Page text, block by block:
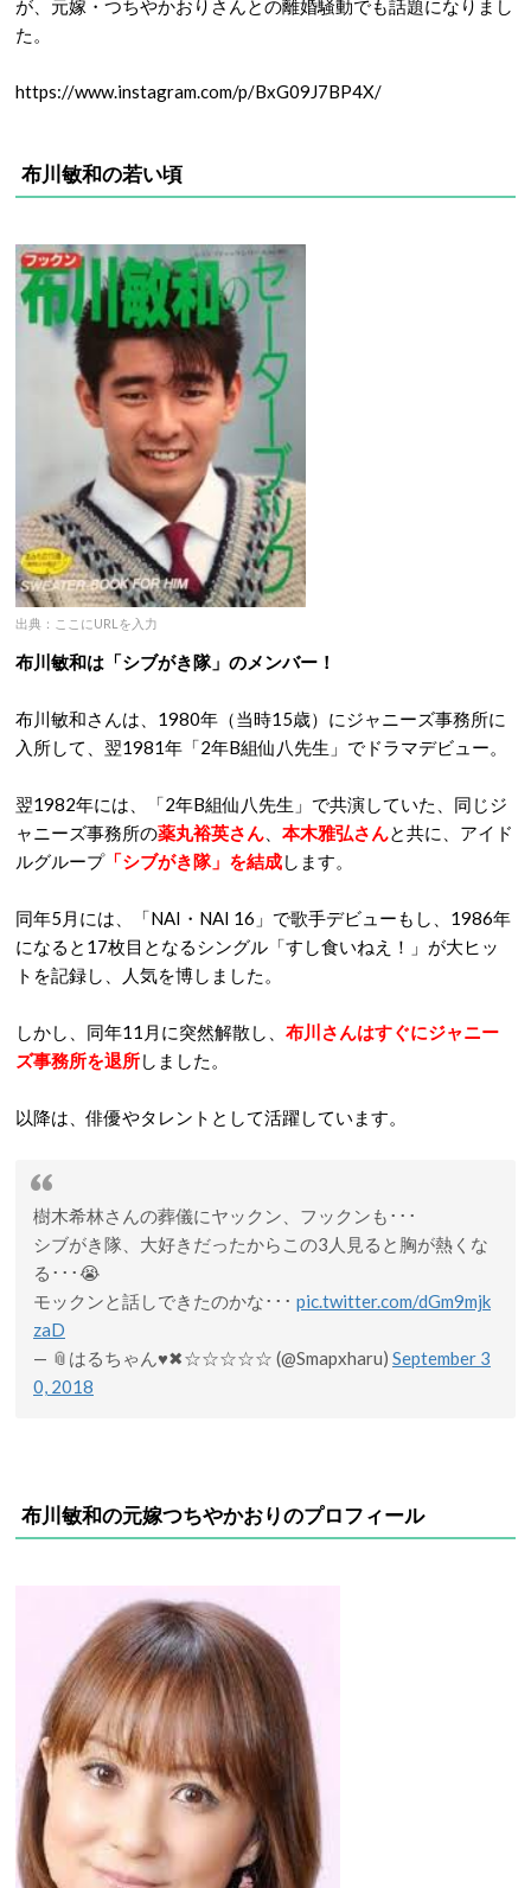
が、元嫁・つちやかおりさんとの離婚騒動でも話題になりまし
た。
https://www.instagram.com/p/BxG09J7BP4X/
布川敏和の若い頃
出典：ここにURLを入力
布川敏和は「シブがき隊」のメンバー！
布川敏和さんは、1980年（当時15歳）にジャニーズ事務所に
入所して、翌1981年「2年B組仙八先生」でドラマデビュー。
翌1982年には、「2年B組仙八先生」で共演していた、同じジ
ャニーズ事務所の薬丸裕英さん 本木雅弘さんと共に、アイド
ルグループ「シブがき隊」を結成します。
同年5月には、「NAI・NAI 16」で歌手デビューもし、1986年
になると17枚目となるシングル「すし食いねえ！」が大ヒッ
トを記録し、人気を博しました。
しかし、同年11月に突然解散し、 布川さんはすぐにジャニー
ズ事務所を退所しました。
以降は、俳優やタレントとして活躍しています。
樹木希林さんの葬儀にヤックン、フックンも･･･
シブがき隊、大好きだったからこの3人見ると胸が熱くな
る･･･😭
モックンと話しできたのかな･･･ pic.twitter.com/dGm9mjk
zaD
— 📎はるちゃん♥✖☆☆☆☆☆ (@Smapxharu) September 3
0, 2018
布川敏和の元嫁つちやかおりのプロフィール